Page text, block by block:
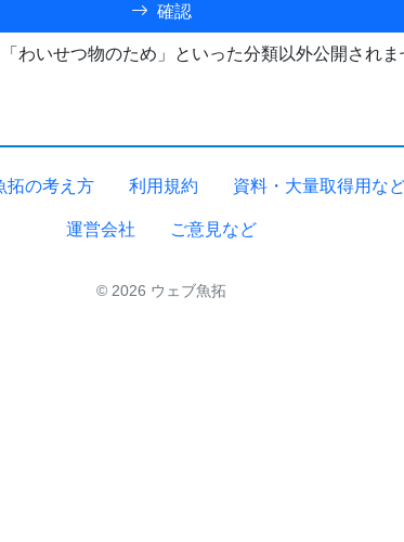
確認
わいせつ物のため」といった分類以外公開され
拓の考え方 利用規約 資料・大量取得用な
運営会社 ご意見など
© 2026 ウェブ魚拓